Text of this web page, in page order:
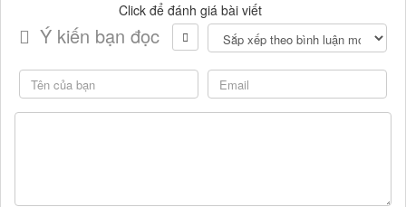
Click để đánh giá bài viết
Ý kiến bạn đọc